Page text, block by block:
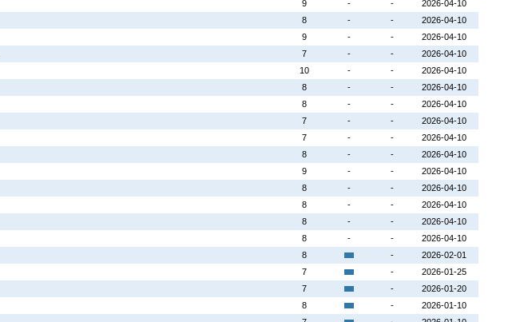
9 - -
2026-04-10
8 - -
2026-04-10
9 - -
2026-04-10
7 - -
2026-04-10
10 - -
2026-04-10
8 - -
2026-04-10
8 - -
2026-04-10
7 - -
2026-04-10
7 - -
2026-04-10
8 - -
2026-04-10
9 - -
2026-04-10
8 - -
2026-04-10
8 - -
2026-04-10
8 - -
2026-04-10
8 - -
2026-04-10
8 -
2026-02-01
7 -
2026-01-25
7 -
2026-01-20
8 -
2026-01-10